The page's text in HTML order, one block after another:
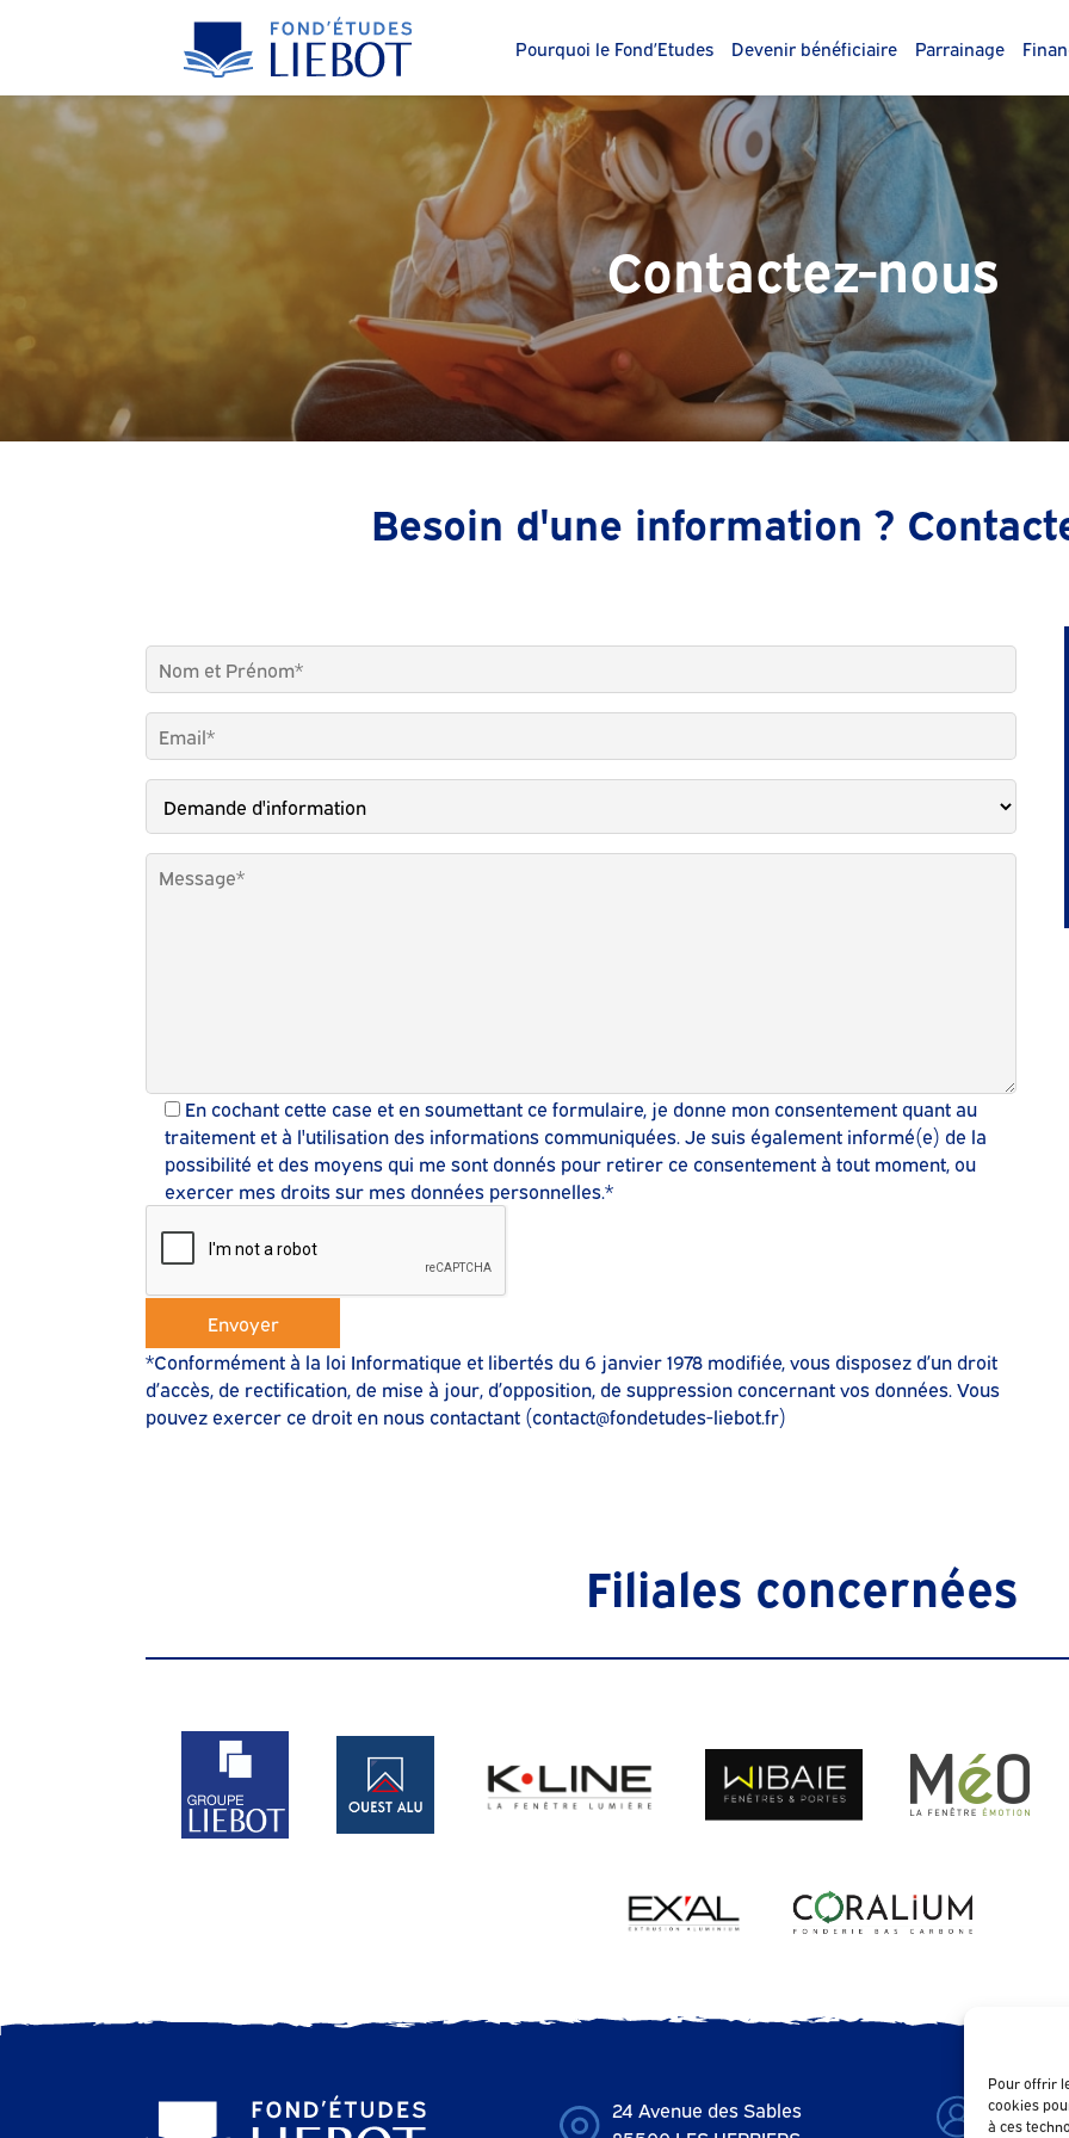
Pour offrir
cookies
à ces
Pourquoi le Fond’Etudes Devenir bénéficiaire Parrainage
Contactez-nous
Besoin d'une information ?
En cochant cette case et en soumettant ce formulaire, je donne mon consentement quant au
traitement et à l'utilisation des informations communiquées. Je suis également informé(e) de la
possibilité et des moyens qui me sont donnés pour retirer ce consentement à tout moment, ou
exercer mes droits sur mes données personnelles.*
*Conformément à la loi Informatique et libertés du 6 janvier 1978 modifiée, vous disposez d’un droit
d’accès, de rectification, de mise à jour, d’opposition, de suppression concernant vos données. Vous
pouvez exercer ce droit en nous contactant (contact@fondetudes-liebot.fr)
Filiales concernées
24 Avenue des Sables